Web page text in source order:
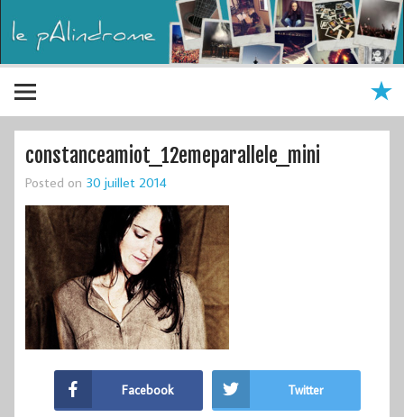
constanceamiot_12emeparallele_mini
Posted on 30 juillet 2014
Facebook Twitter